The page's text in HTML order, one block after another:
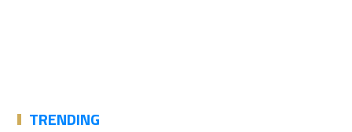
TRENDING